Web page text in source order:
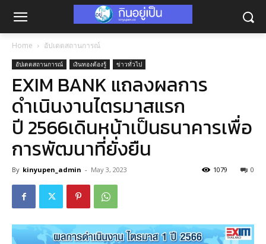
Home อัปเดตสถานการณ์
อัปเดตสถานการณ์ เงินทองต้องรู้ ข่าวทั่วไป
EXIM BANK แถลงผลการ
ดำเนินงานไตรมาสแรก
ปี 2566เดินหน้าเป็นธนาคารเพื่อ
การพัฒนาที่ยั่งยืน
By kinyupen_admin - May 3, 2023 0
1079